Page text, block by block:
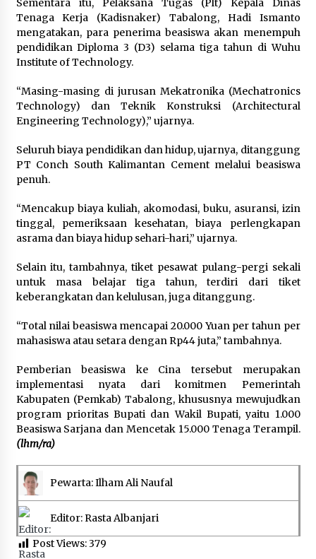
Sementara itu, Pelaksana Tugas (Plt) Kepala Dinas
Tenaga Kerja (Kadisnaker) Tabalong, Hadi Ismanto
mengatakan, para penerima beasiswa akan menempuh
pendidikan Diploma 3 (D3) selama tiga tahun di Wuhu
Institute of Technology.
“Masing-masing di jurusan Mekatronika (Mechatronics
Technology) dan Teknik Konstruksi (Architectural
Engineering Technology),” ujarnya.
Seluruh biaya pendidikan dan hidup, ujarnya, ditanggung
PT Conch South Kalimantan Cement melalui beasiswa
penuh.
“Mencakup biaya kuliah, akomodasi, buku, asuransi, izin
tinggal, pemeriksaan kesehatan, biaya perlengkapan
asrama dan biaya hidup sehari-hari,” ujarnya.
Selain itu, tambahnya, tiket pesawat pulang-pergi sekali
untuk masa belajar tiga tahun, terdiri dari tiket
keberangkatan dan kelulusan, juga ditanggung.
“Total nilai beasiswa mencapai 20.000 Yuan per tahun per
mahasiswa atau setara dengan Rp44 juta,” tambahnya.
Pemberian beasiswa ke Cina tersebut merupakan
implementasi nyata dari komitmen Pemerintah
Kabupaten (Pemkab) Tabalong, khususnya mewujudkan
program prioritas Bupati dan Wakil Bupati, yaitu 1.000
Beasiswa Sarjana dan Mencetak 15.000 Tenaga Terampil.
(lhm/ra)
Pewarta: Ilham Ali Naufal
Editor: Rasta Albanjari
Post Views:379